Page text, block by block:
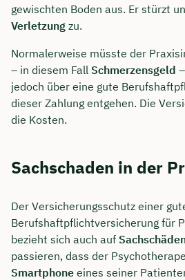
gewischten Boden aus. Er stürzt
Verletzung zu.
Normalerweise müsste der
– in diesem Fall Schmerzensgeld
jedoch über eine gute
dieser Zahlung entgehen. Die
die Kosten.
Sachschaden in der
Der Versicherungsschutz einer
Berufshaftpflichtversicherung für
bezieht sich auch auf
passieren, dass der
Smartphone eines seiner